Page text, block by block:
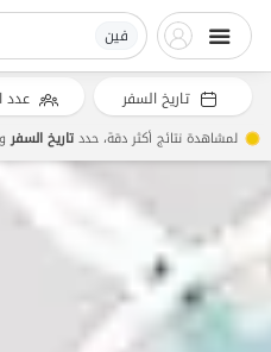
فین
تاريخ السفر عدد
لمشاهدة نتائج أكثر دقة، حددتاريخ السفرو